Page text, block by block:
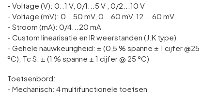
- Voltage (V): 0..1 V, 0/1...5 V , 0/2...10 V
- Voltage (mV): 0...50 mV, 0...60 mV, 12 ...60 mV
- Stroom (mA): 0/4...20 mA
- Custom linearisatie en IR weerstanden (J.K type)
- Gehele nauwkeurigheid: ± (0,5 % spanne ± 1 cijfer @25
°C); Tc S: ± (1 % spanne ± 1 cijfer @ 25 °C)
Toetsenbord:
- Mechanisch: 4 multifunctionele toetsen